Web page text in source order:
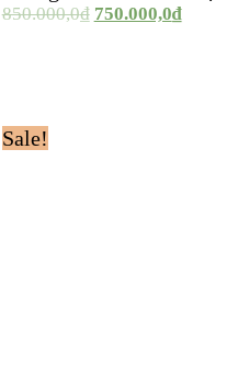
850.000,0₫ 750.000,0₫
Sale!